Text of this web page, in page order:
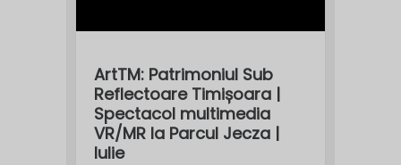
ArtTM: Patrimoniul Sub
Reflectoare Timișoara |
Spectacol multimedia
VR/MR la Parcul Jecza |
Iulie